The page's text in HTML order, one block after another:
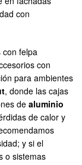
con
con felpa
con
para ambientes
, donde las cajas
de aluminio
de calor y
y si el
o sistemas